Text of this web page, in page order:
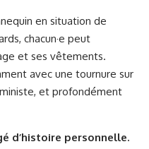
en situation de
, chacun·e peut
et ses vêtements.
avec une tournure sur
et profondément
d’histoire personnelle.